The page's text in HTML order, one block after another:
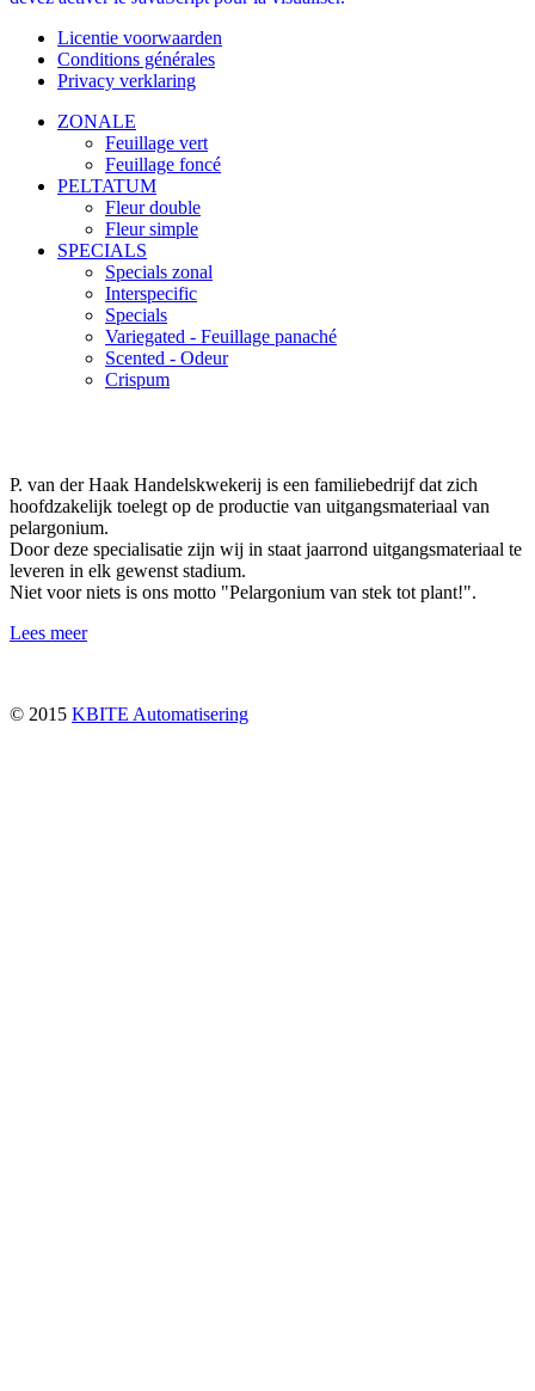
Licentie voorwaarden
Conditions générales
Privacy verklaring
ZONALE
Feuillage vert
Feuillage foncé
PELTATUM
Fleur double
Fleur simple
SPECIALS
Specials zonal
Interspecific
Specials
Variegated - Feuillage panaché
Scented - Odeur
Crispum
P. van der Haak Handelskwekerij is een familiebedrijf dat zich
hoofdzakelijk toelegt op de productie van uitgangsmateriaal van
pelargonium.
Door deze specialisatie zijn wij in staat jaarrond uitgangsmateriaal te
leveren in elk gewenst stadium.
Niet voor niets is ons motto "Pelargonium van stek tot plant!".
Lees meer
© 2015 KBITE Automatisering